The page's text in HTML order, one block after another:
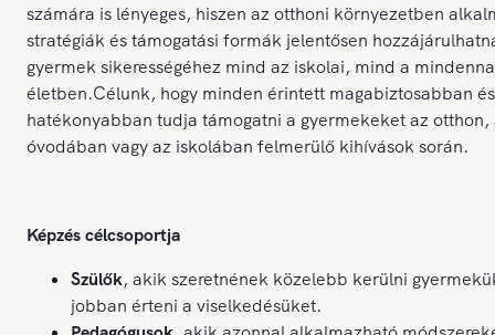
számára is lényeges, hiszen az otthoni környezetben
stratégiák és támogatási formák jelentősen
gyermek sikerességéhez mind az iskolai, mind a
életben.Célunk, hogy minden érintett magabiztosabban és
hatékonyabban tudja támogatni a gyermekeket az otthon,
óvodában vagy az iskolában felmerülő kihívások során.
Képzés célcsoportja
Szülők, akik szeretnének közelebb kerülni
jobban érteni a viselkedésüket.